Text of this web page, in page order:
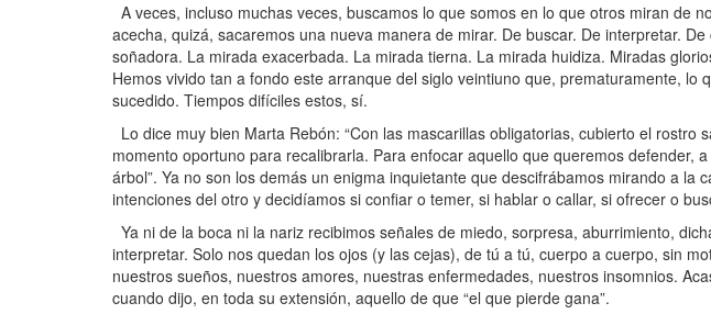
A veces, incluso muchas veces, buscamos lo que somos en lo que otros miran de
acecha, quizá, sacaremos una nueva manera de mirar. De buscar. De interpretar.
soñadora. La mirada exacerbada. La mirada tierna. La mirada huidiza. Miradas
Hemos vivido tan a fondo este arranque del siglo veintiuno que, prematuramente,
sucedido. Tiempos difíciles estos, sí.
Lo dice muy bien Marta Rebón: “Con las mascarillas obligatorias, cubierto el
momento oportuno para recalibrarla. Para enfocar aquello que queremos defender,
árbol”. Ya no son los demás un enigma inquietante que descifrábamos mirando a la
intenciones del otro y decidíamos si confiar o temer, si hablar o callar, si ofrecer o
Ya ni de la boca ni la nariz recibimos señales de miedo, sorpresa, aburrimiento,
interpretar. Solo nos quedan los ojos (y las cejas), de tú a tú, cuerpo a cuerpo, sin
nuestros sueños, nuestros amores, nuestras enfermedades, nuestros insomnios.
cuando dijo, en toda su extensión, aquello de que “el que pierde gana”.